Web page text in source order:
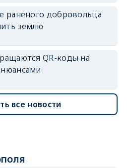
раненого добровольца
землю
QR-коды на
все новости